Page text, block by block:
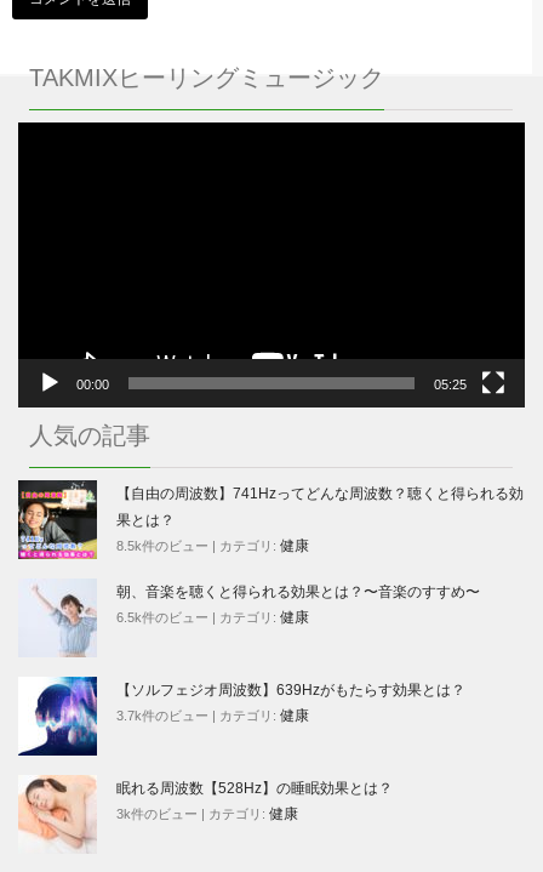
TAKMIXヒーリングミュージック
00:00 05:25
人気の記事
【自由の周波数】741Hzってどんな周波数？聴くと得られる効
果とは？
8.5k件のビュー カテゴリ: 健康
朝、音楽を聴くと得られる効果とは？〜音楽のすすめ〜
6.5k件のビュー カテゴリ: 健康
【ソルフェジオ周波数】639Hzがもたらす効果とは？
3.7k件のビュー カテゴリ: 健康
眠れる周波数【528Hz】の睡眠効果とは？
3k件のビュー カテゴリ: 健康